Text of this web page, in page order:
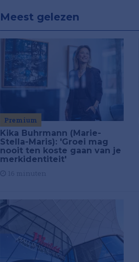
Meest gelezen
Premium
Kika Buhrmann (Marie-
Stella-Maris): 'Groei mag
nooit ten koste gaan van je
merkidentiteit'